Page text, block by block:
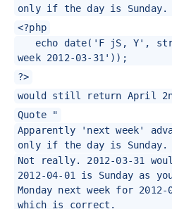
only if the day is Sunday.
<?php
echo date('F jS, Y',
week 2012-03-31'));
?>
would still return April
Quote "
Apparently 'next week'
only if the day is Sunday.
Not really. 2012-03-31
2012-04-01 is Sunday as
Monday next week for
which is correct.